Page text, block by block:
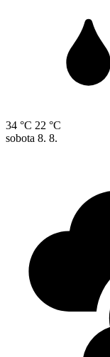
34 °C 22 °C
sobota 8. 8.